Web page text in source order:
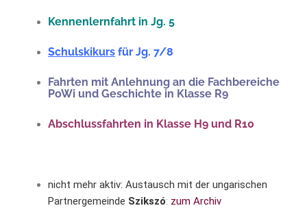
Kennenlernfahrt in Jg. 5
Schulskikurs für Jg. 7/8
Fahrten mit Anlehnung an die Fachbereiche
PoWi und Geschichte in Klasse R9
Abschlussfahrten in Klasse H9 und R10
nicht mehr aktiv: Austausch mit der ungarischen
Partnergemeinde Szikszó: zum Archiv